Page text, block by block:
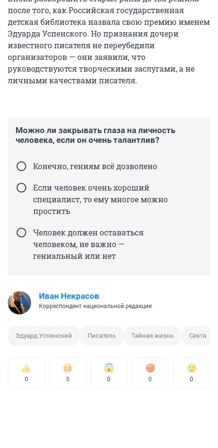
после того, как Российская государственная
детская библиотека назвала свою премию именем
Эдуарда Успенского. Но признания дочери
известного писателя не переубедили
организаторов — они заявили, что
руководствуются творческими заслугами, а не
личными качествами писателя.
Можно ли закрывать глаза на личность
человека, если он очень талантлив?
Конечно, гениям всё дозволено
Если человек очень хороший
специалист, то ему многое можно
простить
Человек должен оставаться
человеком, не важно —
гениальный или нет
Иван Некрасов
Корреспондент национальной редакции
Эдуард Успенский Писатель Тайная жизнь Секта
0 0 0 0 0